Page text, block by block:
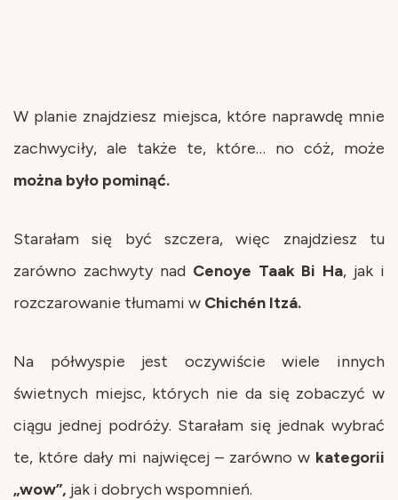
W planie znajdziesz miejsca, które naprawdę mnie
zachwyciły, ale także te, które… no cóż, może
można było pominąć.
Starałam się być szczera, więc znajdziesz tu
zarówno zachwyty nad Cenoye Taak Bi Ha, jak i
rozczarowanie tłumami w Chichén Itzá.
Na półwyspie jest oczywiście wiele innych
świetnych miejsc, których nie da się zobaczyć w
ciągu jednej podróży. Starałam się jednak wybrać
te, które dały mi najwięcej – zarówno w kategorii
„wow”, jak i dobrych wspomnień.